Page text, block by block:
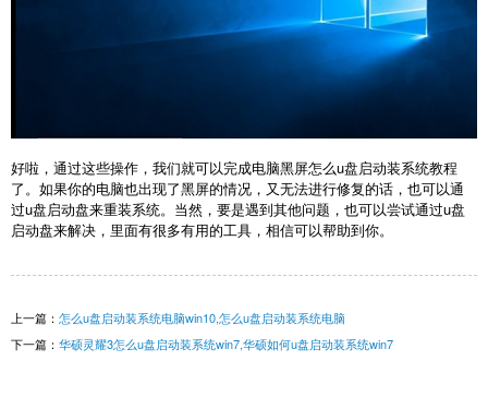
好啦，通过这些操作，我们就可以完成电脑黑屏怎么u盘启动装系统教程
了。如果你的电脑也出现了黑屏的情况，又无法进行修复的话，也可以通
过u盘启动盘来重装系统。当然，要是遇到其他问题，也可以尝试通过u盘
启动盘来解决，里面有很多有用的工具，相信可以帮助到你。
上一篇： 怎么u盘启动装系统电脑win10,怎么u盘启动装系统电脑
下一篇： 华硕灵耀3怎么u盘启动装系统win7,华硕如何u盘启动装系统win7